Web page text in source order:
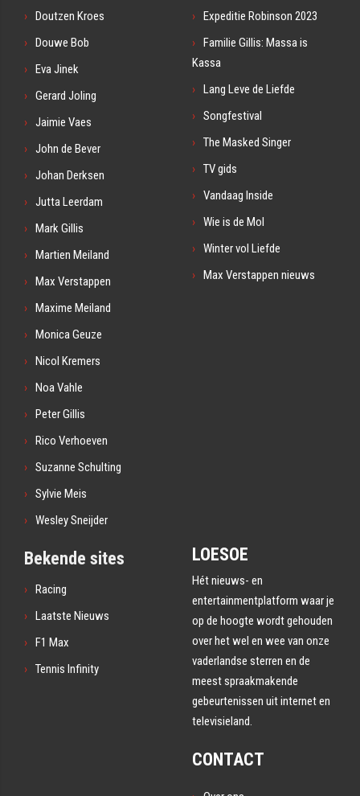
Doutzen Kroes
Douwe Bob
Eva Jinek
Gerard Joling
Jaimie Vaes
John de Bever
Johan Derksen
Jutta Leerdam
Mark Gillis
Martien Meiland
Max Verstappen
Maxime Meiland
Monica Geuze
Nicol Kremers
Noa Vahle
Peter Gillis
Rico Verhoeven
Suzanne Schulting
Sylvie Meis
Wesley Sneijder
Expeditie Robinson 2023
Familie Gillis: Massa is
Kassa
Lang Leve de Liefde
Songfestival
The Masked Singer
TV gids
Vandaag Inside
Wie is de Mol
Winter vol Liefde
Max Verstappen nieuws
Bekende sites
Racing
Laatste Nieuws
F1 Max
Tennis Infinity
LOESOE
Hét nieuws- en
entertainmentplatform waar je
op de hoogte wordt gehouden
over het wel en wee van onze
vaderlandse sterren en de
meest spraakmakende
gebeurtenissen uit internet en
televisieland.
CONTACT